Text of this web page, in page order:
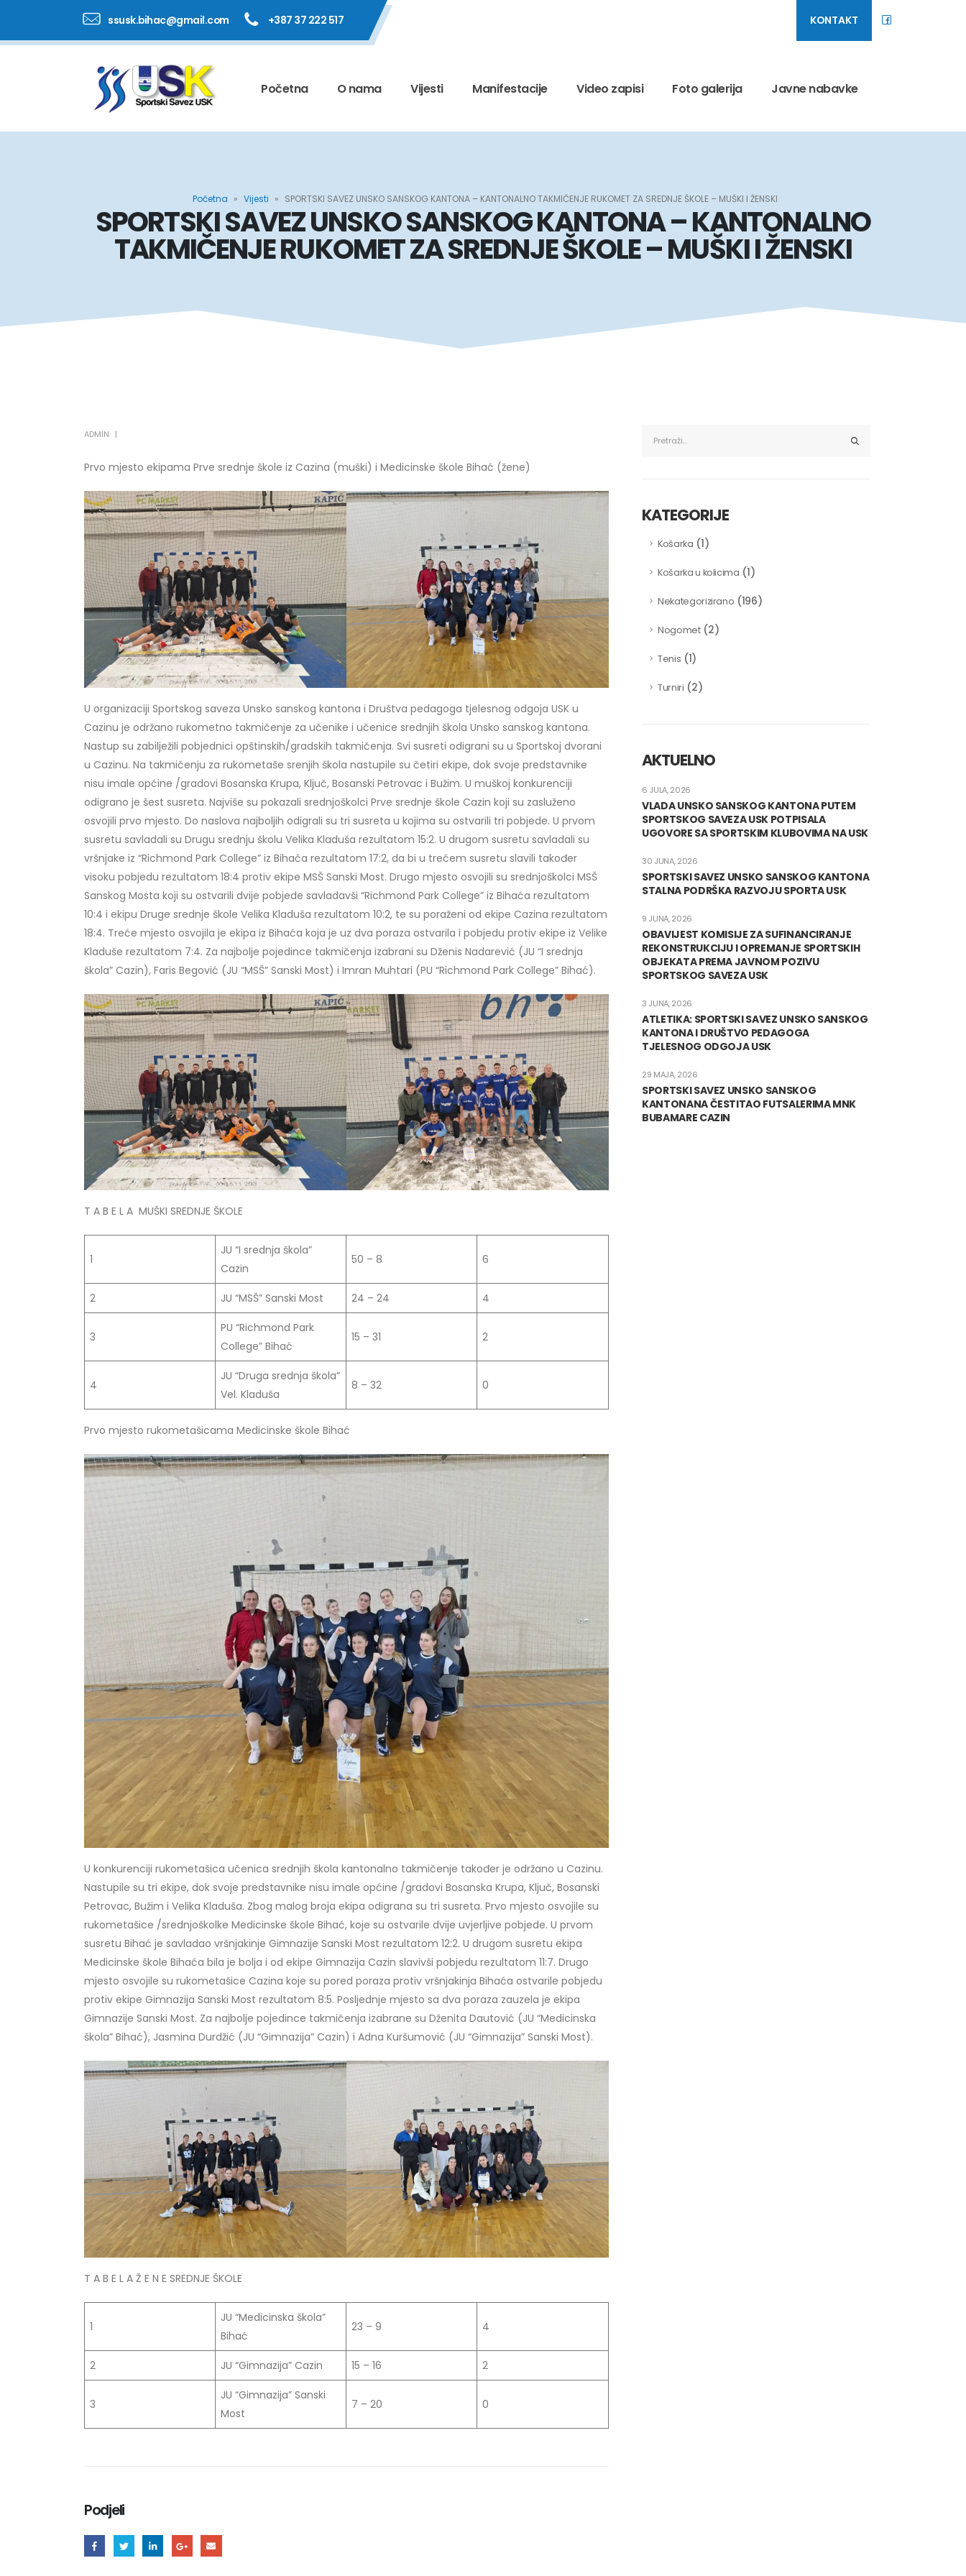
ssusk.bihac@gmail.com +387 37 222 517 KONTAKT
Početna O nama Vijesti Manifestacije Video zapisi Foto galerija Javne nabavke
Početna » Vijesti » SPORTSKI SAVEZ UNSKO SANSKOG KANTONA – KANTONALNO TAKMIČENJE RUKOMET ZA SREDNJE ŠKOLE – MUŠKI I ŽENSKI
SPORTSKI SAVEZ UNSKO SANSKOG KANTONA – KANTONALNO
TAKMIČENJE RUKOMET ZA SREDNJE ŠKOLE – MUŠKI I ŽENSKI
ADMIN
Prvo mjesto ekipama Prve srednje škole iz Cazina (muški) i Medicinske škole Bihać (žene)
U organizaciji Sportskog saveza Unsko sanskog kantona i Društva pedagoga tjelesnog odgoja USK u
Cazinu je održano rukometno takmičenje za učenike i učenice srednjih škola Unsko sanskog kantona.
Nastup su zabilježili pobjednici opštinskih/gradskih takmičenja. Svi susreti odigrani su u Sportskoj dvorani
u Cazinu. Na takmičenju za rukometaše srenjih škola nastupile su četiri ekipe, dok svoje predstavnike
nisu imale općine /gradovi Bosanska Krupa, Ključ, Bosanski Petrovac i Bužim. U muškoj konkurenciji
odigrano je šest susreta. Najviše su pokazali srednjoškolci Prve srednje škole Cazin koji su zasluženo
osvojili prvo mjesto. Do naslova najboljih odigrali su tri susreta u kojima su ostvarili tri pobjede. U prvom
susretu savladali su Drugu srednju školu Velika Kladuša rezultatom 15:2. U drugom susretu savladali su
vršnjake iz “Richmond Park College” iz Bihaća rezultatom 17:2, da bi u trećem susretu slavili također
visoku pobjedu rezultatom 18:4 protiv ekipe MSŠ Sanski Most. Drugo mjesto osvojili su srednjoškolci MSŠ
Sanskog Mosta koji su ostvarili dvije pobjede savladavši “Richmond Park College” iz Bihaća rezultatom
10:4 i ekipu Druge srednje škole Velika Kladuša rezultatom 10:2, te su poraženi od ekipe Cazina rezultatom
18:4. Treće mjesto osvojila je ekipa iz Bihaća koja je uz dva poraza ostvarila i pobjedu protiv ekipe iz Velike
Kladuše rezultatom 7:4. Za najbolje pojedince takmičenja izabrani su Dženis Nadarević (JU “I srednja
škola” Cazin), Faris Begović (JU “MSŠ” Sanski Most) i Imran Muhtari (PU “Richmond Park College” Bihać).
T A B E L A MUŠKI SREDNJE ŠKOLE
1
JU “I srednja škola”
Cazin
50 – 8 6
2 JU “MSŠ” Sanski Most 24 – 24 4
3
PU “Richmond Park
College” Bihać
15 – 31 2
4
JU “Druga srednja škola”
Vel. Kladuša
8 – 32 0
Prvo mjesto rukometašicama Medicinske škole Bihać
U konkurenciji rukometašica učenica srednjih škola kantonalno takmičenje također je održano u Cazinu.
Nastupile su tri ekipe, dok svoje predstavnike nisu imale općine /gradovi Bosanska Krupa, Ključ, Bosanski
Petrovac, Bužim i Velika Kladuša. Zbog malog broja ekipa odigrana su tri susreta. Prvo mjesto osvojile su
rukometašice /srednjoškolke Medicinske škole Bihać, koje su ostvarile dvije uvjerljive pobjede. U prvom
susretu Bihać je savladao vršnjakinje Gimnazije Sanski Most rezultatom 12:2. U drugom susretu ekipa
Medicinske škole Bihaća bila je bolja i od ekipe Gimnazija Cazin slavivši pobjedu rezultatom 11:7. Drugo
mjesto osvojile su rukometašice Cazina koje su pored poraza protiv vršnjakinja Bihaća ostvarile pobjedu
protiv ekipe Gimnazija Sanski Most rezultatom 8:5. Posljednje mjesto sa dva poraza zauzela je ekipa
Gimnazije Sanski Most. Za najbolje pojedince takmičenja izabrane su Dženita Dautović (JU “Medicinska
škola” Bihać), Jasmina Durdžić (JU “Gimnazija” Cazin) i Adna Kuršumović (JU “Gimnazija” Sanski Most).
T A B E L A Ž E N E SREDNJE ŠKOLE
1
JU “Medicinska škola”
Bihać
23 – 9 4
2 JU “Gimnazija” Cazin 15 – 16 2
3
JU “Gimnazija” Sanski
Most
7 – 20 0
Podjeli
KATEGORIJE
Košarka (1)
Košarka u kolicima (1)
Nekategorizirano (196)
Nogomet(2)
Tenis (1)
Turniri (2)
AKTUELNO
VLADA UNSKO SANSKOG KANTONA PUTEM
SPORTSKOG SAVEZA USK POTPISALA
UGOVORE SA SPORTSKIM KLUBOVIMA NA USK
6 JULA, 2026
SPORTSKI SAVEZ UNSKO SANSKOG KANTONA
STALNA PODRŠKA RAZVOJU SPORTA USK
30 JUNA, 2026
OBAVIJEST KOMISIJE ZA SUFINANCIRANJE
REKONSTRUKCIJU I OPREMANJE SPORTSKIH
OBJEKATA PREMA JAVNOM POZIVU
SPORTSKOG SAVEZA USK
9 JUNA, 2026
ATLETIKA: SPORTSKI SAVEZ UNSKO SANSKOG
KANTONA I DRUŠTVO PEDAGOGA
TJELESNOG ODGOJA USK
3 JUNA, 2026
SPORTSKI SAVEZ UNSKO SANSKOG
KANTONANA ČESTITAO FUTSALERIMA MNK
BUBAMARE CAZIN
29 MAJA, 2026